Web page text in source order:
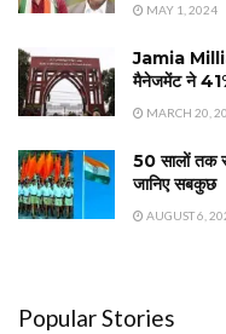
MAY 1, 2024
Jamia Millia
मैनेजमेंट ने
MARCH 20,
50 सालों तक
जानिए सबकुछ
AUGUST 6,
Popular Stories